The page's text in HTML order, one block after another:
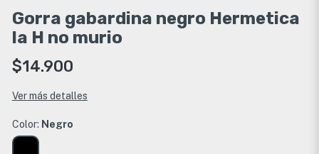
Gorra gabardina negro Hermetica
la H no murio
$14.900
Ver más detalles
Color: Negro